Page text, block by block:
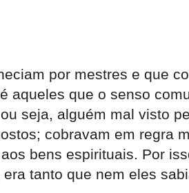
por mestres e que
aqueles que o senso
seja, alguém mal visto
cobravam em regra
bens espirituais. Por
tanto que nem eles